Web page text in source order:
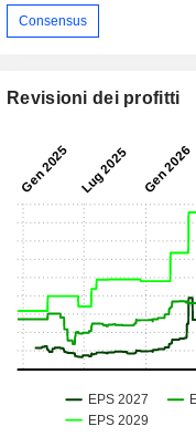
Consensus
Revisioni dei profitti